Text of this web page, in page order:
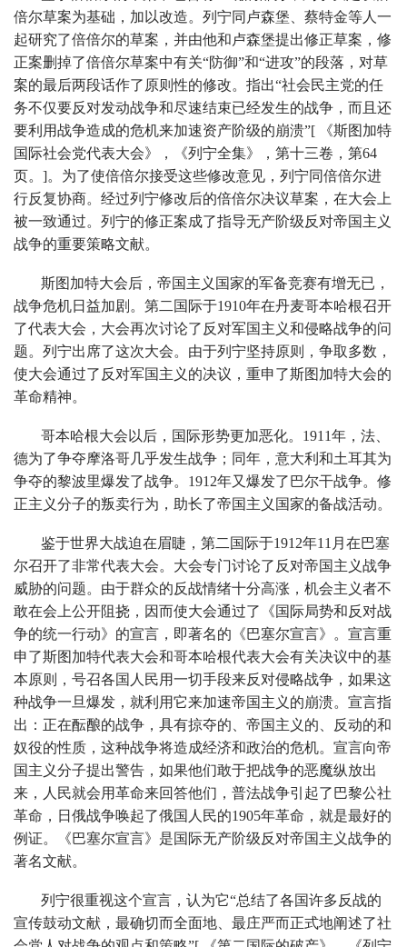
倍尔草案为基础，加以改造。列宁同卢森堡、蔡特金等人一
起研究了倍倍尔的草案，并由他和卢森堡提出修正草案，修
正案删掉了倍倍尔草案中有关“防御”和“进攻”的段落，对草
案的最后两段话作了原则性的修改。指出“社会民主党的任
务不仅要反对发动战争和尽速结束已经发生的战争，而且还
要利用战争造成的危机来加速资产阶级的崩溃”[ 《斯图加特
国际社会党代表大会》，《列宁全集》，第十三卷，第64
页。]。为了使倍倍尔接受这些修改意见，列宁同倍倍尔进
行反复协商。经过列宁修改后的倍倍尔决议草案，在大会上
被一致通过。列宁的修正案成了指导无产阶级反对帝国主义
战争的重要策略文献。
斯图加特大会后，帝国主义国家的军备竞赛有增无已，
战争危机日益加剧。第二国际于1910年在丹麦哥本哈根召开
了代表大会，大会再次讨论了反对军国主义和侵略战争的问
题。列宁出席了这次大会。由于列宁坚持原则，争取多数，
使大会通过了反对军国主义的决议，重申了斯图加特大会的
革命精神。
哥本哈根大会以后，国际形势更加恶化。1911年，法、
德为了争夺摩洛哥几乎发生战争；同年，意大利和土耳其为
争夺的黎波里爆发了战争。1912年又爆发了巴尔干战争。修
正主义分子的叛卖行为，助长了帝国主义国家的备战活动。
鉴于世界大战迫在眉睫，第二国际于1912年11月在巴塞
尔召开了非常代表大会。大会专门讨论了反对帝国主义战争
威胁的问题。由于群众的反战情绪十分高涨，机会主义者不
敢在会上公开阻挠，因而使大会通过了《国际局势和反对战
争的统一行动》的宣言，即著名的《巴塞尔宣言》。宣言重
申了斯图加特代表大会和哥本哈根代表大会有关决议中的基
本原则，号召各国人民用一切手段来反对侵略战争，如果这
种战争一旦爆发，就利用它来加速帝国主义的崩溃。宣言指
出：正在酝酿的战争，具有掠夺的、帝国主义的、反动的和
奴役的性质，这种战争将造成经济和政治的危机。宣言向帝
国主义分子提出警告，如果他们敢于把战争的恶魔纵放出
来，人民就会用革命来回答他们，普法战争引起了巴黎公社
革命，日俄战争唤起了俄国人民的1905年革命，就是最好的
例证。《巴塞尔宣言》是国际无产阶级反对帝国主义战争的
著名文献。
列宁很重视这个宣言，认为它“总结了各国许多反战的
宣传鼓动文献，最确切而全面地、最庄严而正式地阐述了社